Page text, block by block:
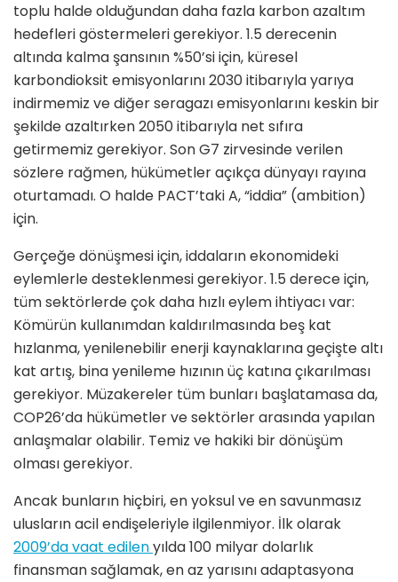
toplu halde olduğundan daha fazla karbon azaltım
hedefleri göstermeleri gerekiyor. 1.5 derecenin
altında kalma şansının %50’si için, küresel
karbondioksit emisyonlarını 2030 itibarıyla yarıya
indirmemiz ve diğer seragazı emisyonlarını keskin bir
şekilde azaltırken 2050 itibarıyla net sıfıra
getirmemiz gerekiyor. Son G7 zirvesinde verilen
sözlere rağmen, hükümetler açıkça dünyayı rayına
oturtamadı. O halde PACT’taki A, “iddia” (ambition)
için.
Gerçeğe dönüşmesi için, iddaların ekonomideki
eylemlerle desteklenmesi gerekiyor. 1.5 derece için,
tüm sektörlerde çok daha hızlı eylem ihtiyacı var:
Kömürün kullanımdan kaldırılmasında beş kat
hızlanma, yenilenebilir enerji kaynaklarına geçişte altı
kat artış, bina yenileme hızının üç katına çıkarılması
gerekiyor. Müzakereler tüm bunları başlatamasa da,
COP26’da hükümetler ve sektörler arasında yapılan
anlaşmalar olabilir. Temiz ve hakiki bir dönüşüm
olması gerekiyor.
Ancak bunların hiçbiri, en yoksul ve en savunmasız
ulusların acil endişeleriyle ilgilenmiyor. İlk olarak
2009’da vaat edilenyılda 100 milyar dolarlık
finansman sağlamak, en az yarısını adaptasyona